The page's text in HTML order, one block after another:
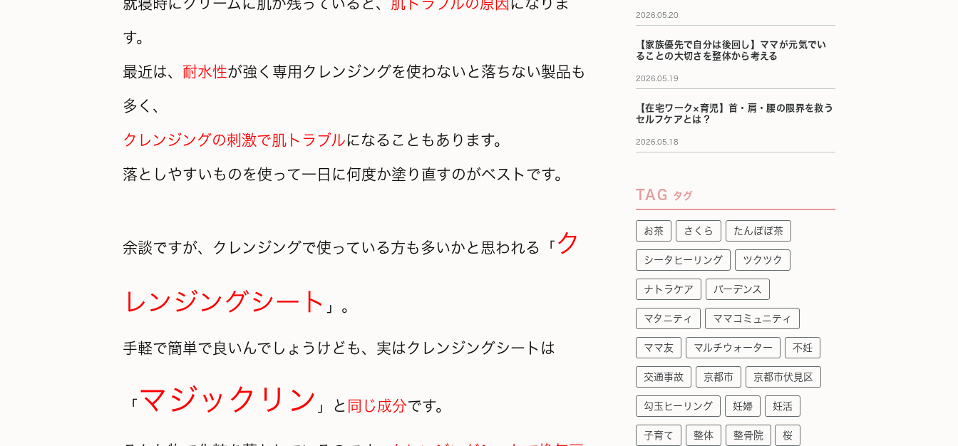
就寝時にクリームに肌が残っていると、 肌トラブルの原因 になりま
す。
最近は、 耐水性が強く専用クレンジングを使わないと落ちない製品も
多く、
クレンジングの刺激で肌トラブルになることもあります。
落としやすいものを使って一日に何度か塗り直すのがベストです。
余談ですが、クレンジングで使っている方も多いかと思われる「 ク
レンジングシート 」。
手軽で簡単で良いんでしょうけども、実はクレンジングシートは
「 マジックリン 」と 同じ成分です。
2026.05.20
【家族優先で自分は後回し】ママが元気でい
ることの大切さを整体から考える
2026.05.19
【在宅ワーク×育児】首・肩・腰の限界を救う
セルフケアとは？
2026.05.18
TAG タグ
お茶 さくら たんぽぽ茶
シータヒーリング ツクツク
ナトラケア バーデンス
マタニティ ママコミュニティ
ママ友 マルチウォーター 不妊
交通事故 京都市 京都市伏見区
勾玉ヒーリング 妊婦 妊活
子育て 整体 整骨院 桜